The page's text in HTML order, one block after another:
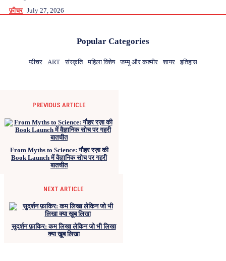
फ़ीचर July 27, 2026
Popular Categories
फ़ीचर ART संस्कृति महिला विशेष जम्मू और कश्मीर शायर इतिहास
PREVIOUS ARTICLE
From Myths to Science: गौहर रज़ा की
Book Launch में वैज्ञानिक सोच पर गहरी
बातचीत
NEXT ARTICLE
सुदर्शन फ़ाकिर: कम लिखा लेकिन जो भी लिखा
क्या ख़ूब लिखा